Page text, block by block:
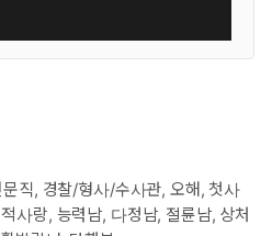
직, 경찰/형사/수사관, 오해, 첫사
사랑, 능력남, 다정남, 절륜남, 상처